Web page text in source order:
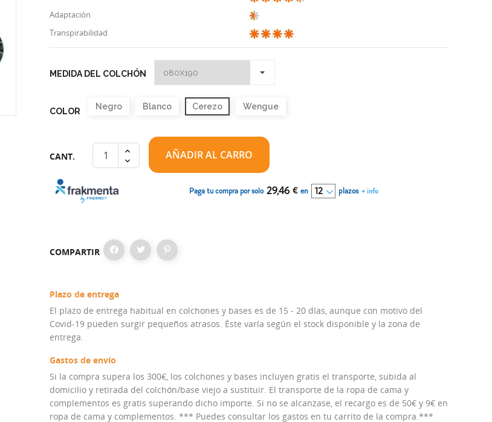
Adaptación
Transpirabilidad
MEDIDA DEL COLCHÓN
COLOR Negro Blanco Cerezo Wengue
CANT. AÑADIR AL CARRO
Paga tu compra por solo 29,46 € en plazos + info
COMPARTIR
Plazo de entrega
El plazo de entrega habitual en colchones y bases es de 15 - 20 días, aunque con motivo del
Covid-19 pueden surgir pequeños atrasos. Éste varía según el stock disponible y la zona de
entrega.
Gastos de envío
Si la compra supera los 300€, los colchones y bases incluyen gratis el transporte, subida al
domicilio y retirada del colchón/base viejo a sustituir. El transporte de la ropa de cama y
complementos es gratis superando dicho importe. Si no se alcanzase, el recargo es de 50€ y 9€ en
ropa de cama y complementos. *** Puedes consultar los gastos en tu carrito de la compra.***